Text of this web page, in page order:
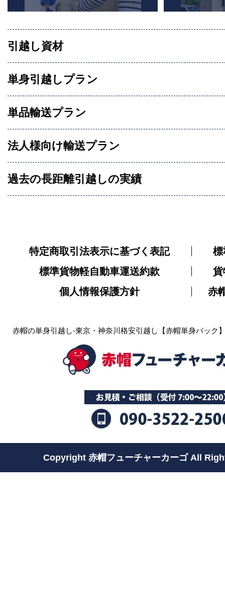
引越し資材
単身引越しプラン
単品輸送プラン
法人様向け輸送プラン
過去の長距離引越しの実績
特定商取引法表示に基づく表記
標
標準貨物軽自動車運送約款
貨
個人情報保護方針
赤
赤帽の単身引越し-東京・神奈川格安引越し【赤帽単身パック
Copyright 赤帽フューチャーカーゴ All